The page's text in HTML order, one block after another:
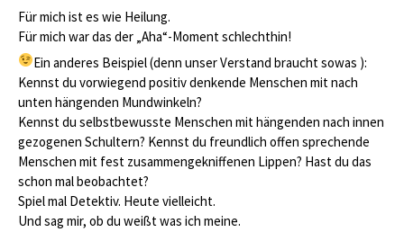
Für mich ist es wie Heilung.
Für mich war das der „Aha“-Moment schlechthin!
Ein anderes Beispiel (denn unser Verstand braucht sowas ):
Kennst du vorwiegend positiv denkende Menschen mit nach
unten hängenden Mundwinkeln?
Kennst du selbstbewusste Menschen mit hängenden nach innen
gezogenen Schultern? Kennst du freundlich offen sprechende
Menschen mit fest zusammengekniffenen Lippen? Hast du das
schon mal beobachtet?
Spiel mal Detektiv. Heute vielleicht.
Und sag mir, ob du weißt was ich meine.